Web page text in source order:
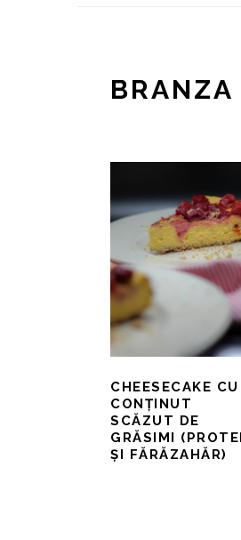
BRANZA
CHEESECAKE CU
CONȚINUT
SCĂZUT DE
GRĂSIMI
ȘI FĂRĂZAHĂR)